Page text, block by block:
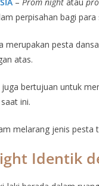
perpisahan bagi para
merupakan pesta
atas.
bertujuan untuk
ini.
melarang jenis pesta
Identik